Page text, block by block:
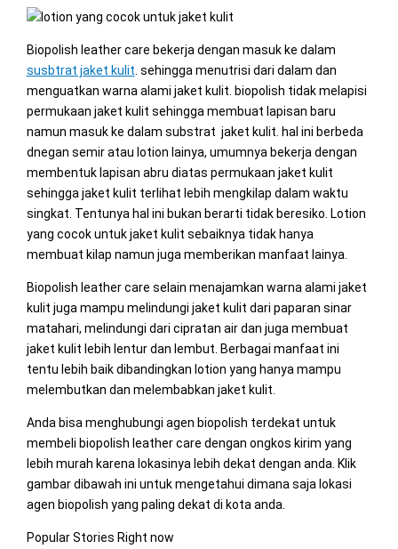
Biopolish leather care bekerja dengan masuk ke dalam
susbtrat jaket kulit . sehingga menutrisi dari dalam dan
menguatkan warna alami jaket kulit. biopolish tidak melapisi
permukaan jaket kulit sehingga membuat lapisan baru
namun masuk ke dalam substrat jaket kulit. hal ini berbeda
dnegan semir atau lotion lainya, umumnya bekerja dengan
membentuk lapisan abru diatas permukaan jaket kulit
sehingga jaket kulit terlihat lebih mengkilap dalam waktu
singkat. Tentunya hal ini bukan berarti tidak beresiko. Lotion
yang cocok untuk jaket kulit sebaiknya tidak hanya
membuat kilap namun juga memberikan manfaat lainya.
Biopolish leather care selain menajamkan warna alami jaket
kulit juga mampu melindungi jaket kulit dari paparan sinar
matahari, melindungi dari cipratan air dan juga membuat
jaket kulit lebih lentur dan lembut. Berbagai manfaat ini
tentu lebih baik dibandingkan lotion yang hanya mampu
melembutkan dan melembabkan jaket kulit.
Anda bisa menghubungi agen biopolish terdekat untuk
membeli biopolish leather care dengan ongkos kirim yang
lebih murah karena lokasinya lebih dekat dengan anda. Klik
gambar dibawah ini untuk mengetahui dimana saja lokasi
agen biopolish yang paling dekat di kota anda.
Popular Stories Right now